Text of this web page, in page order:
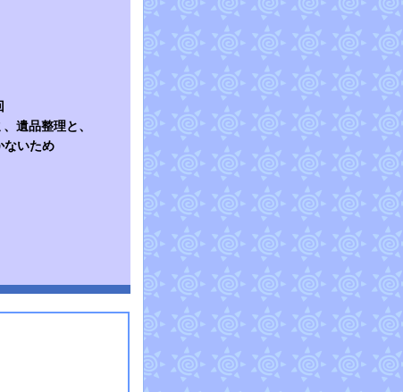
遺品整理と、
ないため